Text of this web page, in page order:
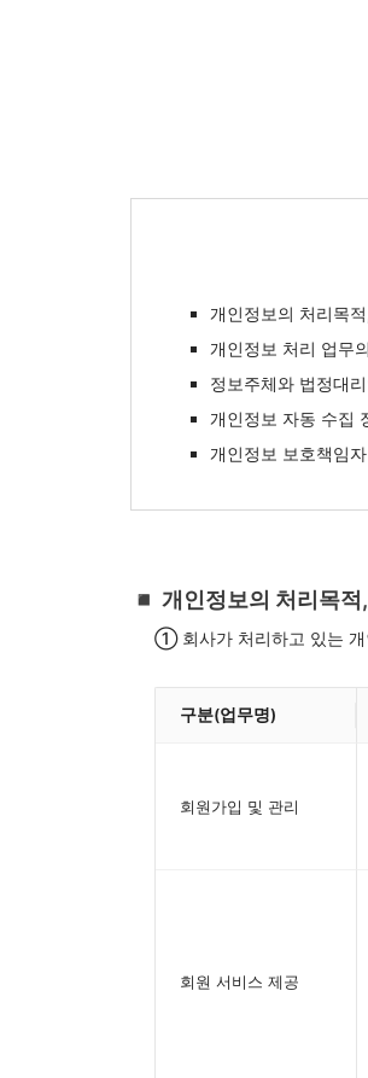
개인정보의 처리목
개인정보 처리 업무
정보주체와 법정대
개인정보 자동 수집
개인정보 보호책임
◾️ 개인정보의 처리목
① 회사가 처리하고 있는 개
구분(업무명)
회원가입 및 관리
회원 서비스 제공